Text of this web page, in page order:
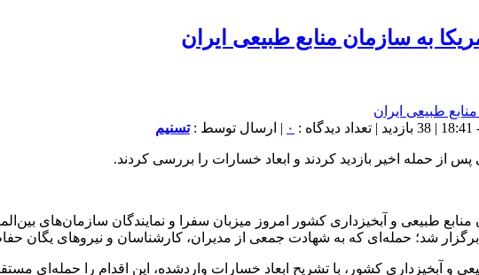
به سازمان منابع طبیعی ایران
۰ | ارسال توسط :تسنیم
از حمله اخیر بازدید کردند و ابعاد خسارات را بررسی کردند.
طبیعی و آبخیزداری کشور امروز میزبان سفرا و نمایندگان سازمان‌های
و آبخیزداری کشور، با تشریح ابعاد خسارات واردشده، این اقدام را حمله‌ای